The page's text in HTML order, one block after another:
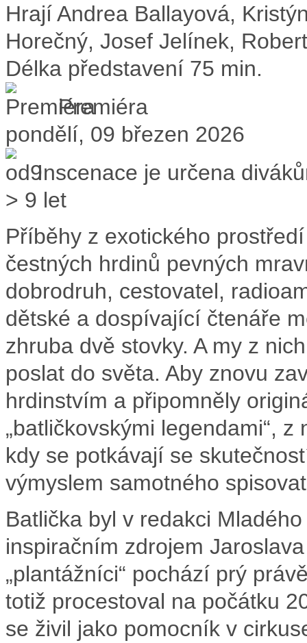
HrajíAndrea Ballayová,
Horečný, Josef Jelínek,
Délka představení 75 min.
Premiéra
pondělí, 09 březen 2026
Inscenace je určena
> 9 let
Příběhy z exotického
čestných hrdinů pevných
dobrodruh, cestovatel,
dětské a dospívající čtenáře
zhruba dvě stovky. A my z
poslat do světa. Aby znovu
hrdinstvím a připomněly
„batličkovskými legendami“,
kdy se potkávají se
výmyslem samotného
Batlička byl v redakci
inspiračním zdrojem
„plantážníci“ pochází prý
totiž procestoval na počátku
se živil jako pomocník v